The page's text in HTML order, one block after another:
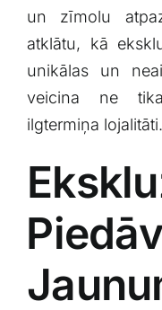
un zīmolu
atklātu, kā
unikālas un⁤
veicina ⁤ne
ilgtermiņa lojalitāti.